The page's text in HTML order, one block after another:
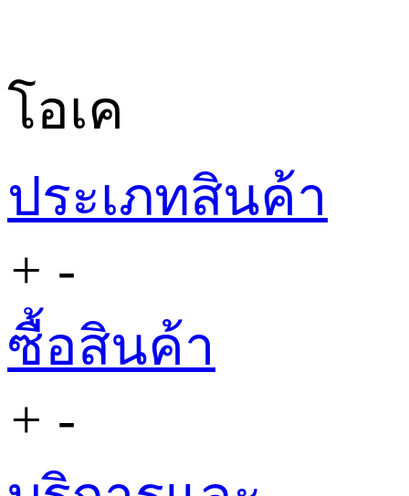
โอเค
ประเภทสินค้า
+ -
ซื้อสินค้า
+ -